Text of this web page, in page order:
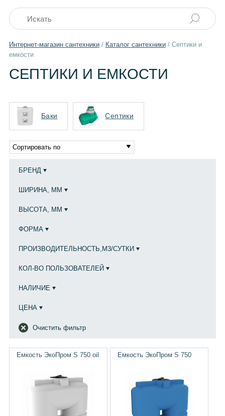
Интернет-магазин сантехники/ Каталог сантехники/ Септики и
емкости
СЕПТИКИ И ЕМКОСТИ
Баки Септики
Сортировать по
БРЕНД
ШИРИНА, ММ
ВЫСОТА, ММ
ФОРМА
ПРОИЗВОДИТЕЛЬНОСТЬ,М3/СУТКИ
КОЛ-ВО ПОЛЬЗОВАТЕЛЕЙ
НАЛИЧИЕ
ЦЕНА
Очистить фильтр
Емкость ЭкоПром S 750 oil Емкость ЭкоПром S 750